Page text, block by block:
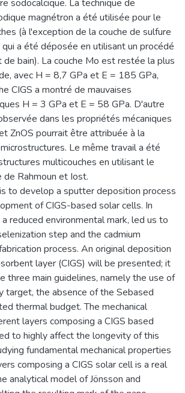
sodocalcique. La technique de
magnétron a été utilisée pour le
(à l'exception de la couche de sulfure
qui a été déposée en utilisant un procédé
bain). La couche Mo est restée la plus
avec H = 8,7 GPa et E = 185 GPa,
CIGS a montré de mauvaises
H = 3 GPa et E = 58 GPa. D'autre
dans les propriétés mécaniques
ZnOS pourrait être attribuée à la
Le même travail a été
multicouches en utilisant le
Rahmoun et Iost.
to develop a sputter deposition process
of CIGS-based solar cells. In
reduced environmental mark, led us to
step and the cadmium
process. An original deposition
layer (CIGS) will be presented; it
three main guidelines, namely the use of
target, the absence of the Sebased
thermal budget. The mechanical
layers composing a CIGS based
to highly affect the longevity of this
fundamental mechanical properties
composing a CIGS solar cell is a real
analytical model of Jönsson and